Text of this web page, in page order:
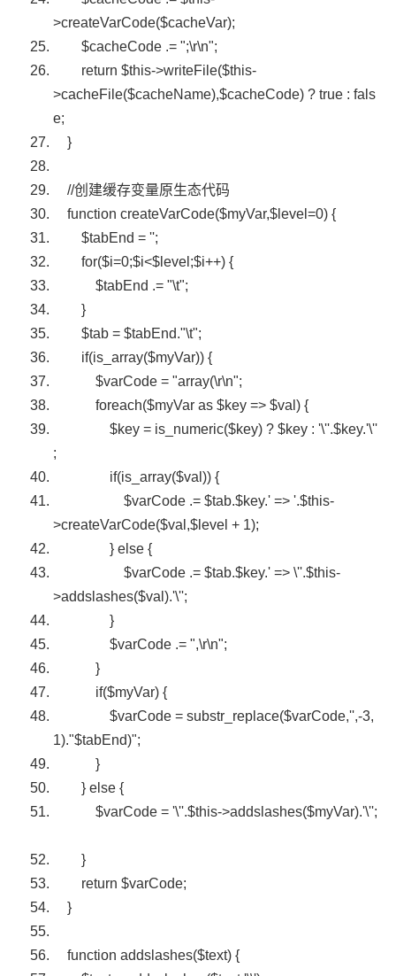
>createVarCode($cacheVar);
$cacheCode .= ";\r\n";
return $this->writeFile($this-
>cacheFile($cacheName),$cacheCode) ? true : fals
e;
}
//创建缓存变量原生态代码
function createVarCode($myVar,$level =0) {
$tabEnd = '';
for($i=0;$i<$level ;$i++) {
$tabEnd .= "\t";
}
$tab = $tabEnd."\t";
if(is_array($myVar)) {
$varCode = "array(\r\n";
foreach($myVar as $key => $val ) {
$key = is_numeric($key) ? $key : '\''.$key.'\''
;
if(is_array($val )) {
$varCode .= $tab.$key.' => '.$this-
>createVarCode($val ,$level + 1);
} else {
$varCode .= $tab.$key.' => \''.$this-
>addslashes($val ).'\'';
}
$varCode .= ",\r\n";
}
if($myVar) {
$varCode = substr_replace($varCode,'',-3,
1)."$tabEnd)";
}
} else {
$varCode = '\''.$this->addslashes($myVar).'\'';
}
return $varCode;
}
function addslashes($text) {